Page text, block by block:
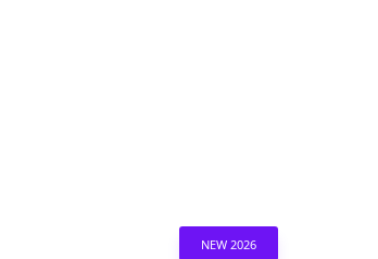
NEW 2026